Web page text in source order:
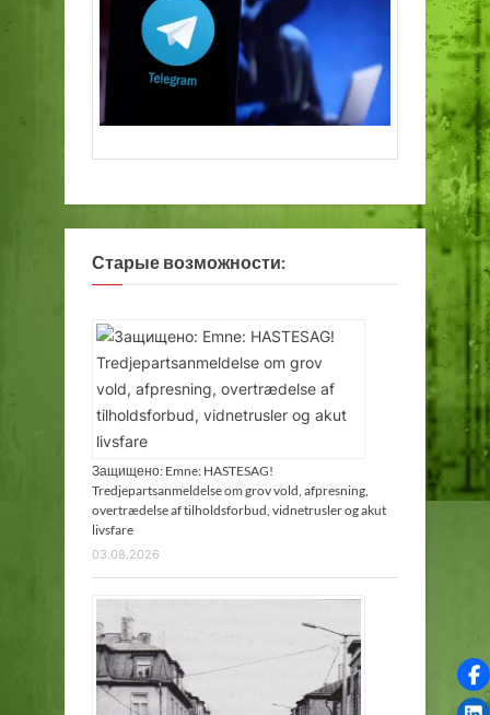
Старые возможности:
Защищено: Emne: HASTESAG!
Tredjepartsanmeldelse om grov vold, afpresning,
overtrædelse af tilholdsforbud, vidnetrusler og akut
livsfare
03.08.2026